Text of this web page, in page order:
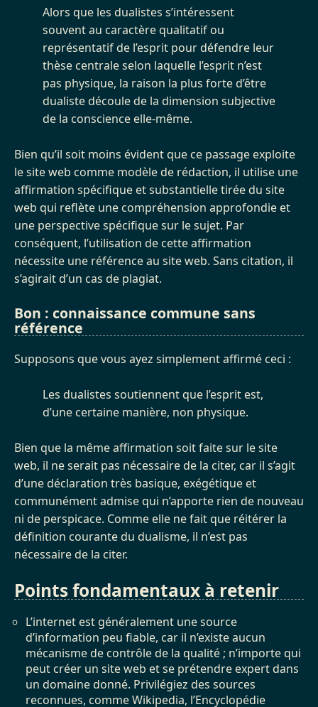
Alors que les dualistes s’intéressent
souvent au caractère qualitatif ou
représentatif de l’esprit pour défendre leur
thèse centrale selon laquelle l’esprit n’est
pas physique, la raison la plus forte d’être
dualiste découle de la dimension subjective
de la conscience elle-même.
Bien qu’il soit moins évident que ce passage exploite
le site web comme modèle de rédaction, il utilise une
affirmation spécifique et substantielle tirée du site
web qui reflète une compréhension approfondie et
une perspective spécifique sur le sujet. Par
conséquent, l’utilisation de cette affirmation
nécessite une référence au site web. Sans citation, il
s’agirait d’un cas de plagiat.
Bon : connaissance commune sans
référence
Supposons que vous ayez simplement affirmé ceci :
Les dualistes soutiennent que l’esprit est,
d’une certaine manière, non physique.
Bien que la même affirmation soit faite sur le site
web, il ne serait pas nécessaire de la citer, car il s’agit
d’une déclaration très basique, exégétique et
communément admise qui n’apporte rien de nouveau
ni de perspicace. Comme elle ne fait que réitérer la
définition courante du dualisme, il n’est pas
nécessaire de la citer.
Points fondamentaux à retenir
L’internet est généralement une source
d’information peu fiable, car il n’existe aucun
mécanisme de contrôle de la qualité ; n’importe qui
peut créer un site web et se prétendre expert dans
un domaine donné. Privilégiez des sources
reconnues, comme Wikipedia, l’Encyclopédie